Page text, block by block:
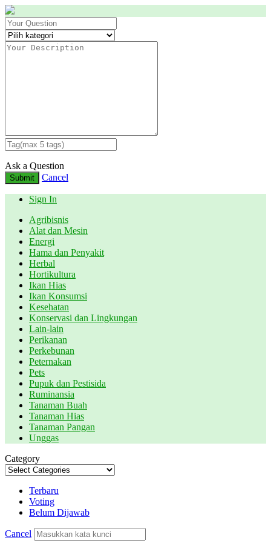
Ask a Question
Submit Cancel
Sign In
Agribisnis
Alat dan Mesin
Energi
Hama dan Penyakit
Herbal
Hortikultura
Ikan Hias
Ikan Konsumsi
Kesehatan
Konservasi dan Lingkungan
Lain-lain
Perikanan
Perkebunan
Peternakan
Pets
Pupuk dan Pestisida
Ruminansia
Tanaman Buah
Tanaman Hias
Tanaman Pangan
Unggas
Category
Terbaru
Voting
Belum Dijawab
Cancel